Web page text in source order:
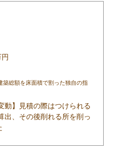
築総額を床面積で割った独自の指
動】見積の際はつけられる
出、その後削れる所を削っ